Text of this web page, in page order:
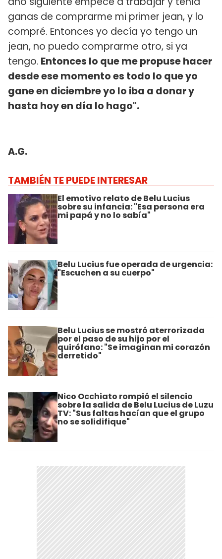
ganas de comprarme mi primer jean, y lo
compré. Entonces yo decía yo tengo un
jean, no puedo comprarme otro, si ya
tengo. Entonces lo que me propuse hacer
desde ese momento es todo lo que yo
gane en diciembre yo lo iba a donar y
hasta hoy en día lo hago".
A.G.
TAMBIÉN TE PUEDE INTERESAR
El emotivo relato de Belu Lucius
sobre su infancia: "Esa persona era
mi papá y no lo sabía"
Belu Lucius fue operada de urgencia:
"Escuchen a su cuerpo"
Belu Lucius se mostró aterrorizada
por el paso de su hijo por el
quirófano: "Se imaginan mi corazón
derretido"
Nico Occhiato rompió el silencio
sobre la salida de Belu Lucius de Luzu
TV: "Sus faltas hacían que el grupo
no se solidifique"